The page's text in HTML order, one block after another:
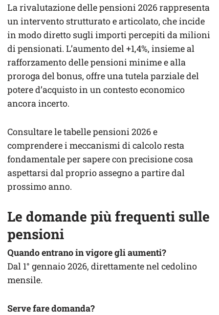
La rivalutazione delle pensioni 2026 rappresenta
un intervento strutturato e articolato, che incide
in modo diretto sugli importi percepiti da milioni
di pensionati. L’aumento del +1,4%, insieme al
rafforzamento delle pensioni minime e alla
proroga del bonus, offre una tutela parziale del
potere d’acquisto in un contesto economico
ancora incerto.
Consultare le tabelle pensioni 2026 e
comprendere i meccanismi di calcolo resta
fondamentale per sapere con precisione cosa
aspettarsi dal proprio assegno a partire dal
prossimo anno.
Le domande più frequenti sulle
pensioni
Quando entrano in vigore gli aumenti?
Dal 1° gennaio 2026, direttamente nel cedolino
mensile.
Serve fare domanda?